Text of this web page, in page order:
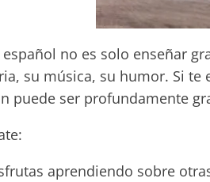
español no es solo enseñar
su música, su humor. Si
puede ser profundamente
aprendiendo sobre